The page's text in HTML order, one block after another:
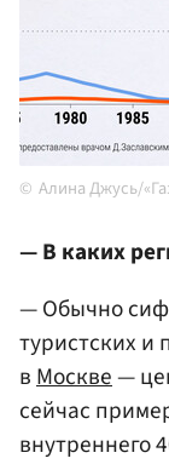
Алина Джусь/
— В каких
— Обычно
туристских и
вМоскве—
сейчас
внутреннего